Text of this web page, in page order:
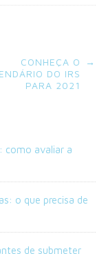
CONHEÇA O
DO IRS
PARA 2021
→
como avaliar a
o que precisa de
de submeter